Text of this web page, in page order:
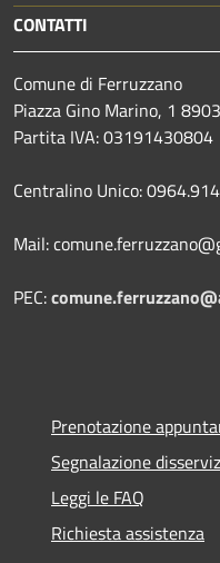
CONTATTI
Comune di Ferruzzano
Piazza Gino Marino, 1
Partita IVA: 03191430804
Centralino Unico:
Mail:
PEC:
Prenotazione
Segnalazione
Leggi le FAQ
Richiesta assistenza